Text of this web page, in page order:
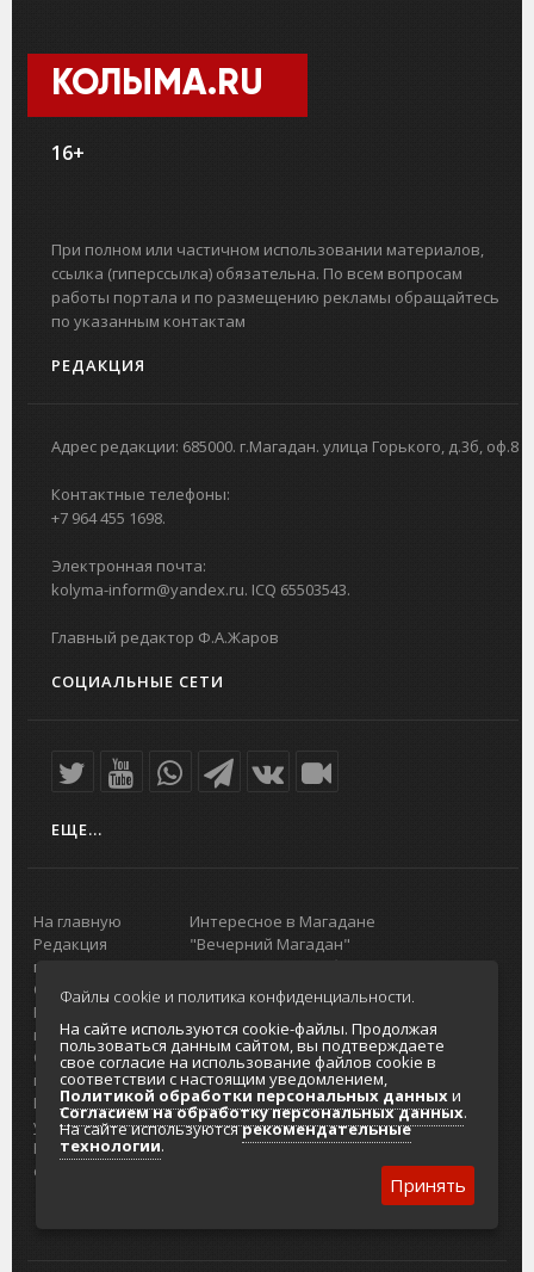
КОЛЫМА.RU
16+
При полном или частичном использовании материалов,
ссылка (гиперссылка) обязательна. По всем вопросам
работы портала и по размещению рекламы обращайтесь
по указанным контактам
РЕДАКЦИЯ
Адрес редакции: 685000. г.Магадан. улица Горького, д.3б, оф.8
Контактные телефоны:
+7 964 455 1698.
Электронная почта:
kolyma-inform@yandex.ru. ICQ 65503543.
Главный редактор Ф.А.Жаров
СОЦИАЛЬНЫЕ СЕТИ
ЕЩЕ...
На главную
Редакция
портала
О проекте
Реклама на
портале
Отзывы и
предложения
Интернет-
услуги
Разработка
сайтов
Интересное в Магадане
"Вечерний Магадан"
Городская доска объявлений
Реклама
Главный туристический портал
Колымы
Политика в отношении обработки
персональных данных
Согласие на обработку персональных
данных
Файлы cookie и политика конфиденциальности.
На сайте используются cookie-файлы. Продолжая
пользоваться данным сайтом, вы подтверждаете
свое согласие на использование файлов cookie в
соответствии с настоящим уведомлением,
Политикой обработки персональных данныхи
Согласием на обработку персональных данных.
На сайте используютсярекомендательные
технологии.
Принять